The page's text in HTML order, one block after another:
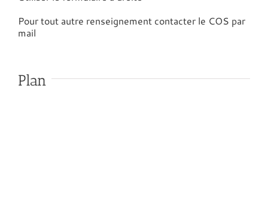
Pour tout autre renseignement contacter le COS par
mail
Plan